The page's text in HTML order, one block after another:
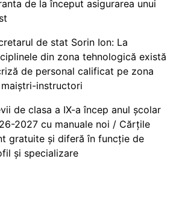
de la început asigurarea unui
de stat Sorin Ion: La
din zona tehnologică există
de personal calificat pe zona
instructori
de clasa a IX-a încep anul școlar
2027 cu manuale noi / Cărțile
gratuite și diferă în funcție de
și specializare